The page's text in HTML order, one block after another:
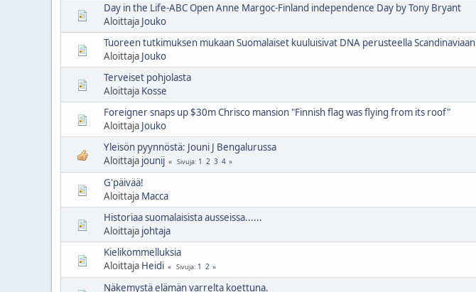
Day in the Life-ABC Open Anne Margoc-Finland independence Day by Tony Bryant
Aloittaja Jouko
Tuoreen tutkimuksen mukaan Suomalaiset kuuluisivat DNA perusteella Scandinaviaan
Aloittaja Jouko
Terveiset pohjolasta
Aloittaja Kosse
Foreigner snaps up $30m Chrisco mansion "Finnish flag was flying from its roof"
Aloittaja Jouko
Yleisön pyynnöstä: Jouni J Bengalurussa
Aloittaja jounij Sivuja 1 2 3 4
G'päivää!
Aloittaja Macca
Historiaa suomalaisista ausseissa......
Aloittaja johtaja
Kielikommelluksia
Aloittaja Heidi Sivuja 1 2
Näkemystä elämän varrelta koettuna.